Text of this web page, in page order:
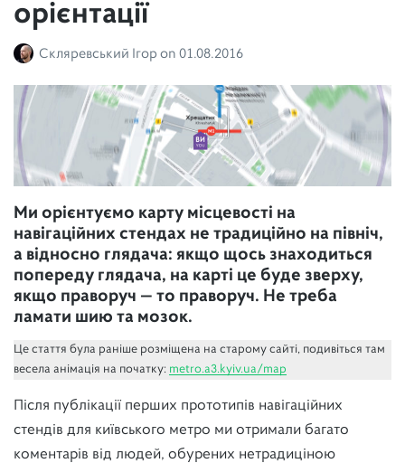
орієнтації
Скляревський Ігор on 01.08.2016
Ми орієнтуємо карту місцевості на
навігаційних стендах не традиційно на північ,
а відносно глядача: якщо щось знаходиться
попереду глядача, на карті це буде зверху,
якщо праворуч — то праворуч. Не треба
ламати шию та мозок.
Це стаття була раніше розміщена на старому сайті, подивіться там
весела анімація на початку: metro.a3.kyiv.ua/map
Після публікації перших прототипів навігаційних
стендів для київського метро ми отримали багато
коментарів від людей, обурених нетрадиціною